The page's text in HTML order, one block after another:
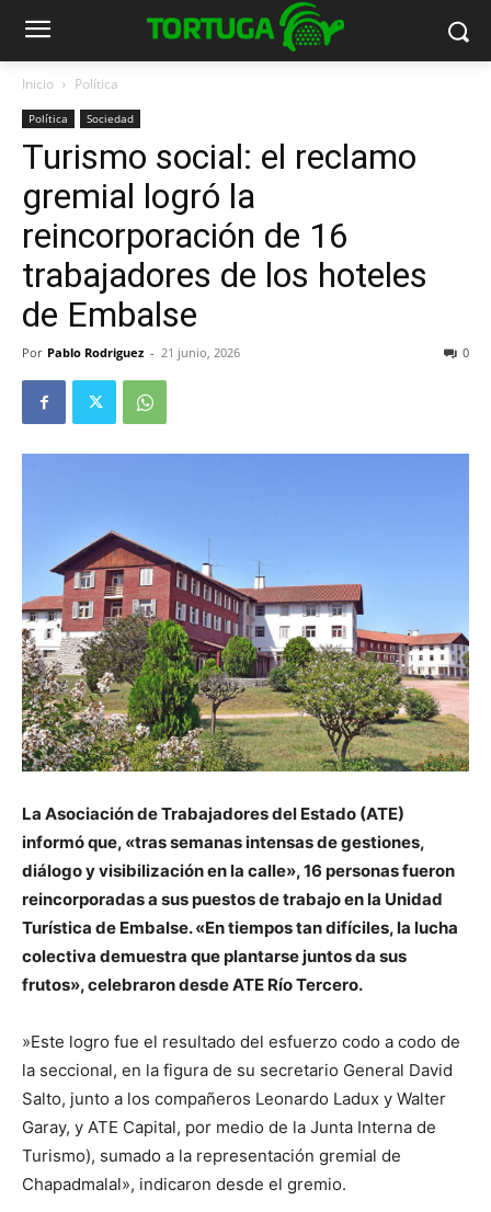
Inicio Política
Política Sociedad
Turismo social: el reclamo
gremial logró la
reincorporación de 16
trabajadores de los hoteles
de Embalse
Por Pablo Rodriguez - 21 junio, 2026 0
La Asociación de Trabajadores del Estado (ATE)
informó que, «tras semanas intensas de gestiones,
diálogo y visibilización en la calle», 16 personas fueron
reincorporadas a sus puestos de trabajo en la Unidad
Turística de Embalse. «En tiempos tan difíciles, la lucha
colectiva demuestra que plantarse juntos da sus
frutos», celebraron desde ATE Río Tercero.
​»Este logro fue el resultado del esfuerzo codo a codo de
la seccional, en la figura de su secretario General David
Salto, junto a los compañeros Leonardo Ladux y Walter
Garay, y ​ATE Capital, por medio de la Junta Interna de
Turismo), sumado a la representación gremial de
Chapadmalal», indicaron desde el gremio.